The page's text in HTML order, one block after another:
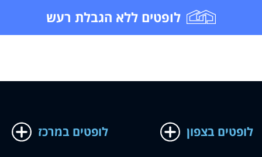
לופטים ללא הגבלת רעש
לופטים במרכז לופטים בצפון